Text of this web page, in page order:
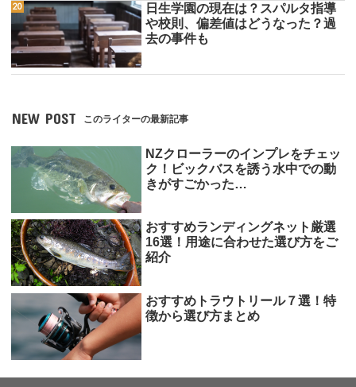
日生学園の現在は？スパルタ指導
や校則、偏差値はどうなった？過
去の事件も
NEW POST このライターの最新記事
NZクローラーのインプレをチェッ
ク！ビックバスを誘う水中での動
きがすごかった…
おすすめランディングネット厳選
16選！用途に合わせた選び方をご
紹介
おすすめトラウトリール７選！特
徴から選び方まとめ